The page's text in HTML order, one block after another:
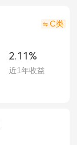
C类
2.11%
近1年收益